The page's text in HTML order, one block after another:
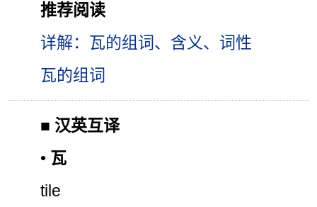
推荐阅读
详解：瓦的组词、含义、词性
瓦的组词
■ 汉英互译
• 瓦
tile